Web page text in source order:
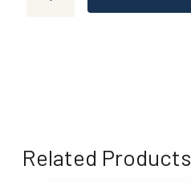
Related Products